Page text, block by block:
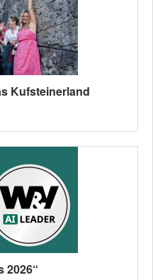
Kufsteinerland
2026“